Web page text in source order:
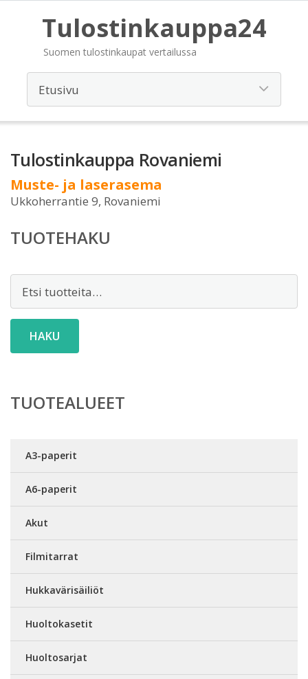
Tulostinkauppa24
Suomen tulostinkaupat vertailussa
Tulostinkauppa Rovaniemi
Muste- ja laserasema
Ukkoherrantie 9, Rovaniemi
TUOTEHAKU
HAKU
TUOTEALUEET
A3-paperit
A6-paperit
Akut
Filmitarrat
Hukkavärisäiliöt
Huoltokasetit
Huoltosarjat